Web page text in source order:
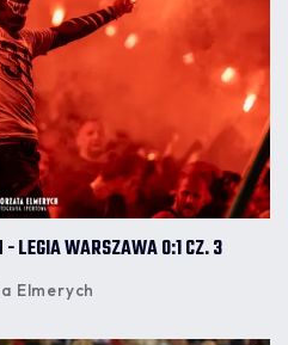
LEGIA WARSZAWA 0:1 CZ. 3
Elmerych